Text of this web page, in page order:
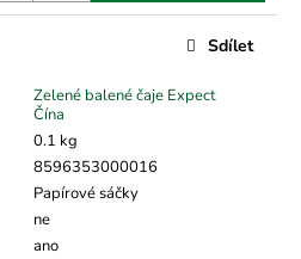
Zelené balené čaje Expect
Čína
0.1 kg
8596353000016
Papírové sáčky
ne
ano
Sdílet